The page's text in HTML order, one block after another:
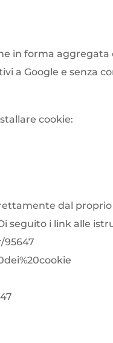
in forma
a Google e senza
cookie:
dal
seguito i link alle
95647